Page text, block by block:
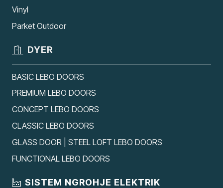
Vinyl
Parket Outdoor
DYER
BASIC LEBO DOORS
PREMIUM LEBO DOORS
CONCEPT LEBO DOORS
CLASSIC LEBO DOORS
GLASS DOOR | STEEL LOFT LEBO DOORS
FUNCTIONAL LEBO DOORS
SISTEM NGROHJE ELEKTRIK